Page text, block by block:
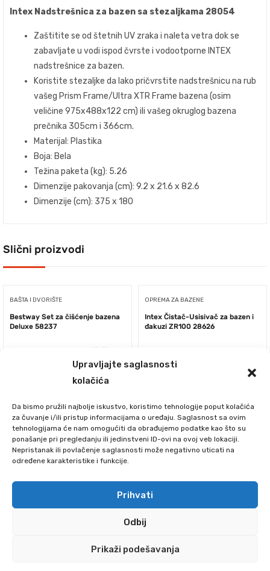
Upravljajte saglasnosti
kolačića
Da bismo pružili najbolje iskustvo, koristimo tehnologije poput kolačića
za čuvanje i/ili pristup informacijama o uređaju. Saglasnost sa ovim
tehnologijama će nam omogućiti da obrađujemo podatke kao što su
ponašanje pri pregledanju ili jedinstveni ID-ovi na ovoj veb lokaciji.
Nepristanak ili povlačenje saglasnosti može negativno uticati na
određene karakteristike i funkcije.
Prihvati
Odbij
Prikaži podešavanja
Intex Nadstrešnica za bazen sa stezaljkama 28054
Zaštitite se od štetnih UV zraka i naleta vetra dok se
zabavljate u vodi ispod čvrste i vodootporne INTEX
nadstrešnice za bazen.
Koristite stezaljke da lako pričvrstite nadstrešnicu na rub
vašeg Prism Frame/Ultra XTR Frame bazena (osim
veličine 975x488x122 cm) ili vašeg okruglog bazena
prečnika 305cm i 366cm.
Materijal: Plastika
Boja: Bela
Težina paketa (kg): 5.26
Dimenzije pakovanja (cm): 9.2 x 21.6 x 82.6
Dimenzije (cm): 375 x 180
Slični proizvodi
BAŠTA I DVORIŠTE
Bestway Set za čišćenje bazena
Deluxe 58237
OPREMA ZA BAZENE
Intex Čistač-Usisivač za bazen i
đakuzi ZR100 28626
6190.00